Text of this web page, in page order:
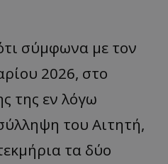
σύμφωνα με τον
2026, στο
της εν λόγω
του Αιτητή,
τα δύο